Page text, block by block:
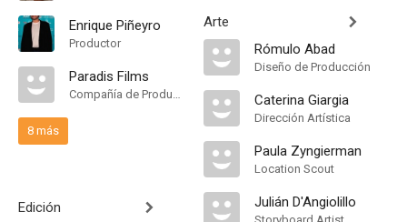
Enrique Piñeyro
Productor
Paradis Films
Compañía de Produccion
8 más
Edición
Arte
Rómulo Abad
Diseño de Producción
Caterina Giargia
Dirección Artística
Paula Zyngierman
Location Scout
Julián D'Angiolillo